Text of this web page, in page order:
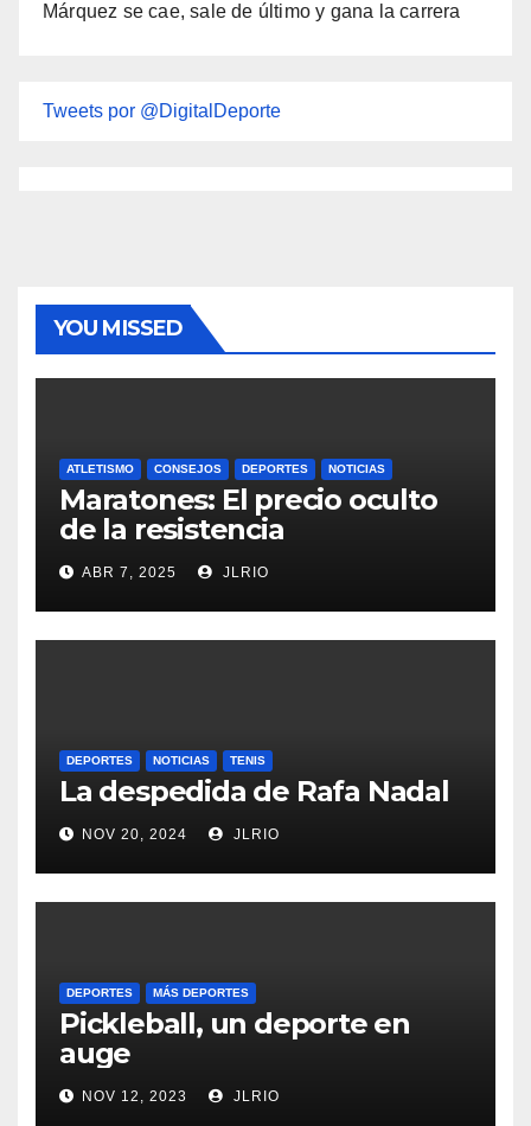
Márquez se cae, sale de último y gana la carrera
Tweets por @DigitalDeporte
YOU MISSED
ATLETISMO CONSEJOS DEPORTES NOTICIAS
Maratones: El precio oculto
de la resistencia
ABR 7, 2025 JLRIO
DEPORTES NOTICIAS TENIS
La despedida de Rafa Nadal
NOV 20, 2024 JLRIO
DEPORTES MÁS DEPORTES
Pickleball, un deporte en
auge
NOV 12, 2023 JLRIO